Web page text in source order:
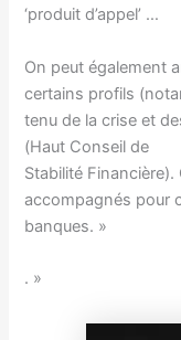
‘produit d’appel’ …
On peut également
certains profils
tenu de la crise et
(Haut Conseil de
Stabilité
accompagnés pour
banques. »
. »